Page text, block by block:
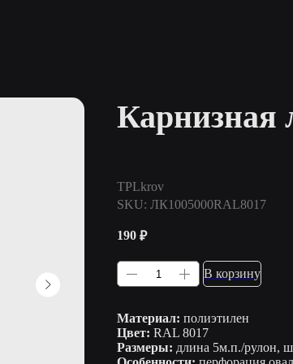
Карнизная
TPLkrov
SKU: ЛК1005000RAL8017
190 ₽
В корзину
Материал: полиэтилен
Цвет: RAL 8017
Размеры: длина 5м.п./рулон,